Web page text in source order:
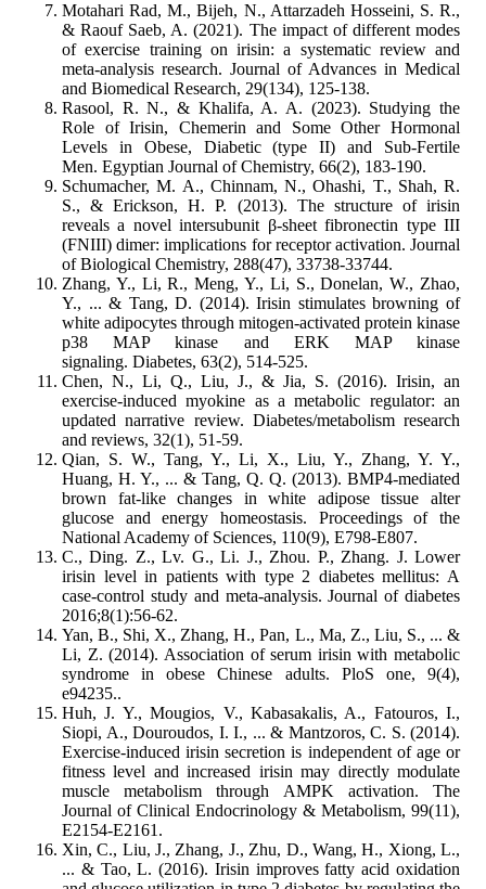
Motahari Rad, M., Bijeh, N., Attarzadeh Hosseini, S. R.,
& Raouf Saeb, A. (2021). The impact of different modes
of exercise training on irisin: a systematic review and
meta-analysis research. Journal of Advances in Medical
and Biomedical Research, 29(134), 125-138.
Rasool, R. N., & Khalifa, A. A. (2023). Studying the
Role of Irisin, Chemerin and Some Other Hormonal
Levels in Obese, Diabetic (type II) and Sub-Fertile
Men. Egyptian Journal of Chemistry, 66(2), 183-190.
Schumacher, M. A., Chinnam, N., Ohashi, T., Shah, R.
S., & Erickson, H. P. (2013). The structure of irisin
reveals a novel intersubunit β-sheet fibronectin type III
(FNIII) dimer: implications for receptor activation. Journal
of Biological Chemistry, 288(47), 33738-33744.
Zhang, Y., Li, R., Meng, Y., Li, S., Donelan, W., Zhao,
Y., ... & Tang, D. (2014). Irisin stimulates browning of
white adipocytes through mitogen-activated protein kinase
p38 MAP kinase and ERK MAP kinase
signaling. Diabetes, 63(2), 514-525.
Chen, N., Li, Q., Liu, J., & Jia, S. (2016). Irisin, an
exercise‐induced myokine as a metabolic regulator: an
updated narrative review. Diabetes/metabolism research
and reviews, 32(1), 51-59.
Qian, S. W., Tang, Y., Li, X., Liu, Y., Zhang, Y. Y.,
Huang, H. Y., ... & Tang, Q. Q. (2013). BMP4-mediated
brown fat-like changes in white adipose tissue alter
glucose and energy homeostasis. Proceedings of the
National Academy of Sciences, 110(9), E798-E807.
C., Ding. Z., Lv. G., Li. J., Zhou. P., Zhang. J. Lower
irisin level in patients with type 2 diabetes mellitus: A
case‐control study and meta‐analysis. Journal of diabetes
2016;8(1):56-62.
Yan, B., Shi, X., Zhang, H., Pan, L., Ma, Z., Liu, S., ... &
Li, Z. (2014). Association of serum irisin with metabolic
syndrome in obese Chinese adults. PloS one, 9(4),
e94235..
Huh, J. Y., Mougios, V., Kabasakalis, A., Fatouros, I.,
Siopi, A., Douroudos, I. I., ... & Mantzoros, C. S. (2014).
Exercise-induced irisin secretion is independent of age or
fitness level and increased irisin may directly modulate
muscle metabolism through AMPK activation. The
Journal of Clinical Endocrinology & Metabolism, 99(11),
E2154-E2161.
Xin, C., Liu, J., Zhang, J., Zhu, D., Wang, H., Xiong, L.,
... & Tao, L. (2016). Irisin improves fatty acid oxidation